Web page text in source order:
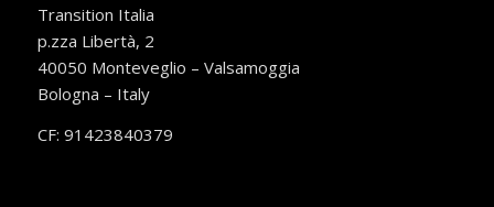
Transition Italia
p.zza Libertà, 2
40050 Monteveglio – Valsamoggia
Bologna – Italy
CF: 91423840379